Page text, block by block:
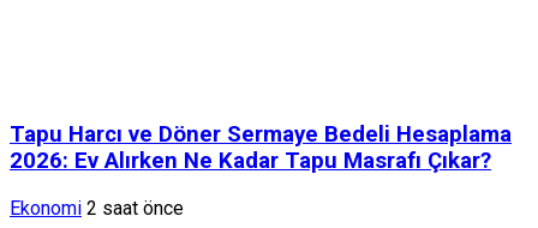
Tapu Harcı ve Döner Sermaye Bedeli Hesaplama
2026: Ev Alırken Ne Kadar Tapu Masrafı Çıkar?
Ekonomi 2 saat önce